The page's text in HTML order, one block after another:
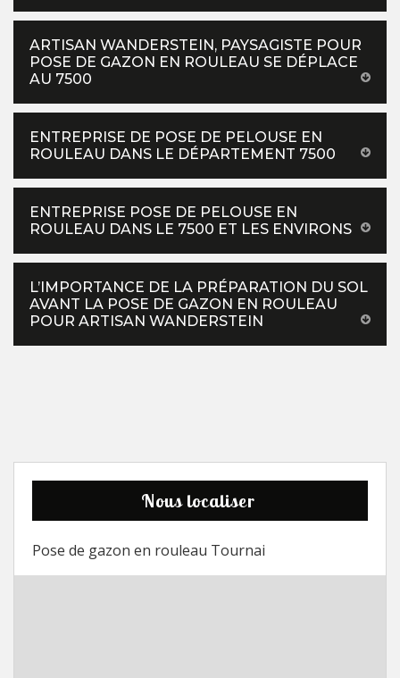
ARTISAN WANDERSTEIN, PAYSAGISTE POUR
POSE DE GAZON EN ROULEAU SE DÉPLACE
AU 7500
ENTREPRISE DE POSE DE PELOUSE EN
ROULEAU DANS LE DÉPARTEMENT 7500
ENTREPRISE POSE DE PELOUSE EN
ROULEAU DANS LE 7500 ET LES ENVIRONS
L’IMPORTANCE DE LA PRÉPARATION DU SOL
AVANT LA POSE DE GAZON EN ROULEAU
POUR ARTISAN WANDERSTEIN
Nous localiser
Pose de gazon en rouleau Tournai